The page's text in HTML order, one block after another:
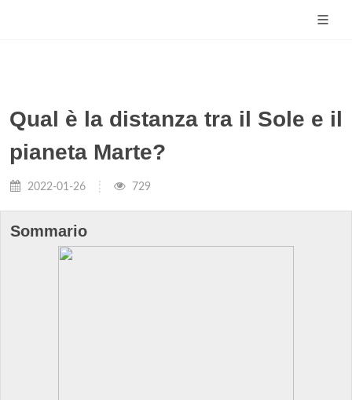
Qual è la distanza tra il Sole e il
pianeta Marte?
2022-01-26 729
Sommario